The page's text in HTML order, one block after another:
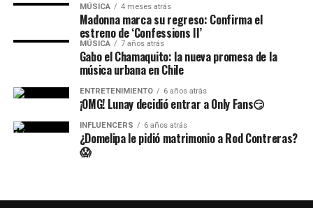
MÚSICA 4 meses atrás
Madonna marca su regreso: Confirma el
estreno de ‘Confessions II’
MÚSICA 7 años atrás
Gabo el Chamaquito: la nueva promesa de la
música urbana en Chile
ENTRETENIMIENTO 6 años atrás
¡OMG! Lunay decidió entrar a Only Fans😏
INFLUENCERS 6 años atrás
¿Domelipa le pidió matrimonio a Rod Contreras?
😱